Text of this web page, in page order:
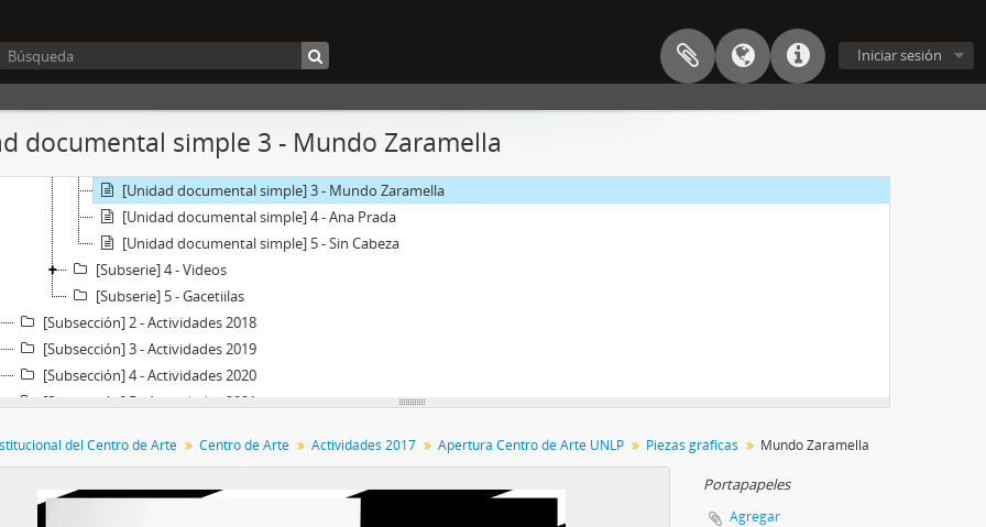
Iniciar sesión
documental simple 3 - Mundo Zaramella
[Subserie] 2 - Artículos de prensa
[Subserie] 3 - Piezas gráficas
[Unidad documental simple] 1 - Programación Apertura Centro de Arte
[Unidad documental simple] 2 - 7° Muestra de las cátedras del Departamento de Plástica
[Unidad documental simple] 3 - Mundo Zaramella
[Unidad documental simple] 4 - Ana Prada
[Unidad documental simple] 5 - Sin Cabeza
[Subserie] 4 - Videos
[Subserie] 5 - Gacetiilas
[Subsección] 2 - Actividades 2018
[Subsección] 3 - Actividades 2019
[Subsección] 4 - Actividades 2020
[Subsección] 5 - Actividades 2021
del Centro de Arte Centro de Arte Actividades 2017 Apertura Centro de Arte UNLP Piezas gráficas Mundo Zaramella
Portapapeles
Agregar